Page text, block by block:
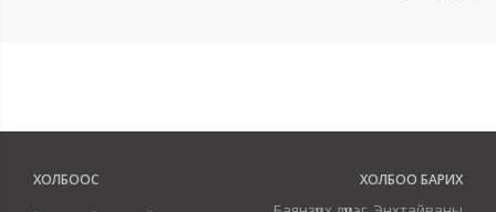
ХОЛБООС ХОЛБОО БАРИХ